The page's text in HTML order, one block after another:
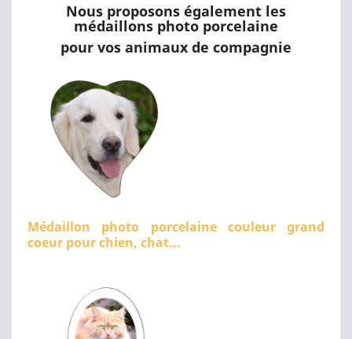
Nous proposons également les
médaillons photo porcelaine
pour vos animaux de compagnie
Médaillon photo porcelaine couleur grand
coeur pour chien, chat...